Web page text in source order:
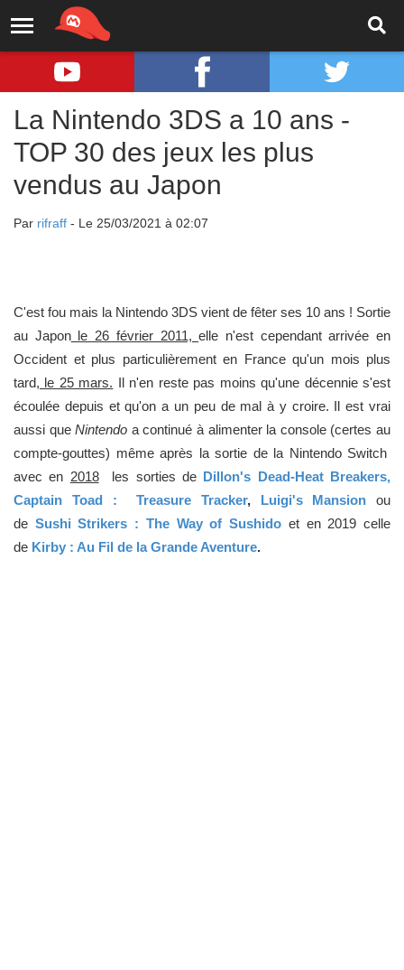
La Nintendo 3DS a 10 ans -
TOP 30 des jeux les plus
vendus au Japon
Par rifraff - Le 25/03/2021 à 02:07
C'est fou mais la Nintendo 3DS vient de fêter ses 10 ans ! Sortie
au Japonle 26 février 2011,elle n'est cependant arrivée en
Occident et plus particulièrement en France qu'un mois plus
tard, le 25 mars. Il n'en reste pas moins qu'une décennie s'est
écoulée depuis et qu'on a un peu de mal à y croire. Il est vrai
aussi queNintendo a continué à alimenter la console (certes au
compte-gouttes) même après la sortie de la Nintendo Switch
avec en 2018les sorties de Dillon's Dead-Heat Breakers,
Captain Toad : Treasure Tracker, Luigi's Mansion ou
de Sushi Strikers : The Way of Sushido et en 2019 celle
de Kirby : Au Fil de la Grande Aventure.